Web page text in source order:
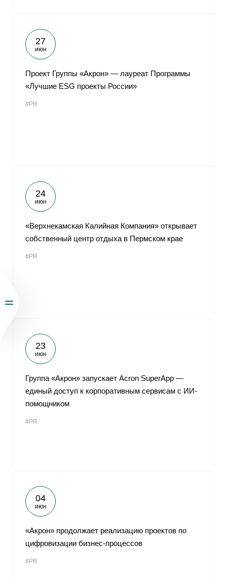
27
июн
Проект Группы «Акрон» — лауреат Программы
«Лучшие ESG проекты России»
#PR
24
июн
«Верхнекамская Калийная Компания» открывает
собственный центр отдыха в Пермском крае
#PR
23
июн
Группа «Акрон» запускает Acron SuperApp —
единый доступ к корпоративным сервисам с ИИ-
помощником
#PR
04
июн
«Акрон» продолжает реализацию проектов по
цифровизации бизнес-процессов
#PR